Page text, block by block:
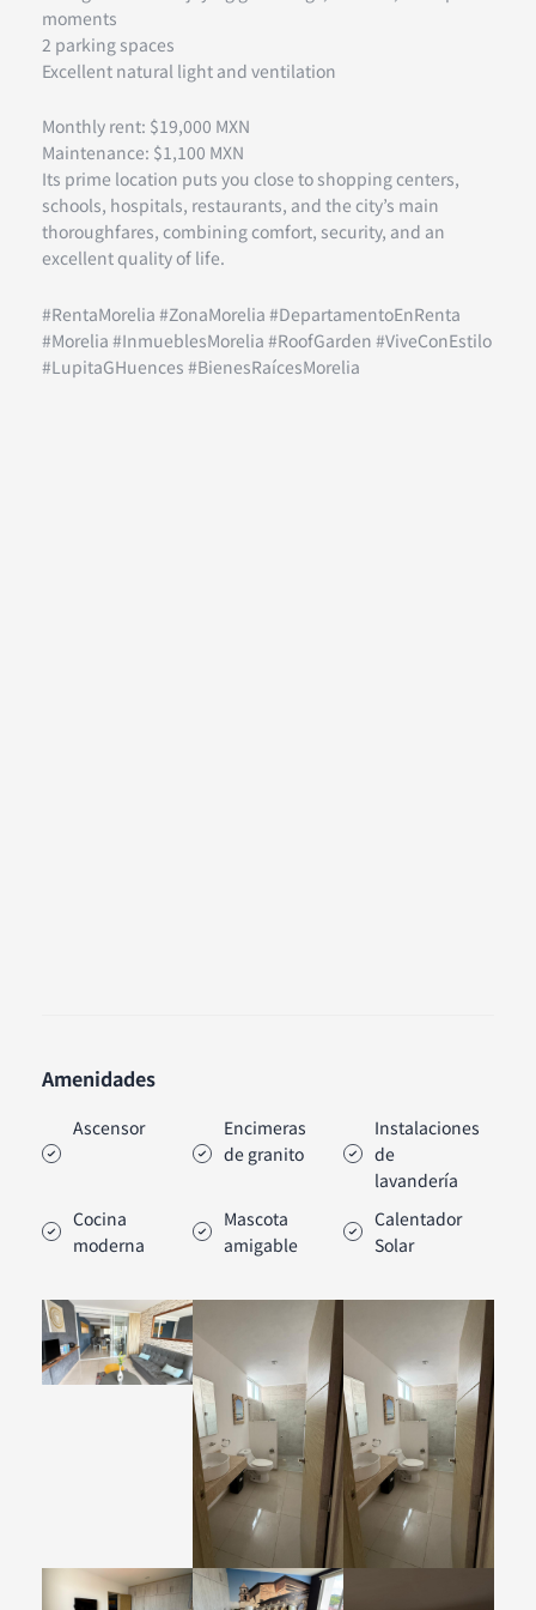
moments
2 parking spaces
Excellent natural light and ventilation
Monthly rent: $19,000 MXN
Maintenance: $1,100 MXN
Its prime location puts you close to shopping centers,
schools, hospitals, restaurants, and the city’s main
thoroughfares, combining comfort, security, and an
excellent quality of life.
#RentaMorelia #ZonaMorelia #DepartamentoEnRenta
#Morelia #InmueblesMorelia #RoofGarden #ViveConEstilo
#LupitaGHuences #BienesRaícesMorelia
Amenidades
Ascensor
Encimeras
de granito
Instalaciones
de
lavandería
Cocina
moderna
Mascota
amigable
Calentador
Solar